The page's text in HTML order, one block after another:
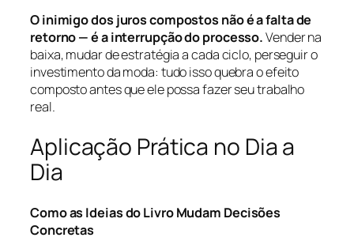
O inimigo dos juros compostos não é a falta de
retorno — é a interrupção do processo.Vender na
baixa, mudar de estratégia a cada ciclo, perseguir o
investimento da moda: tudo isso quebra o efeito
composto antes que ele possa fazer seu trabalho
real.
Aplicação Prática no Dia a
Dia
Como as Ideias do Livro Mudam Decisões
Concretas